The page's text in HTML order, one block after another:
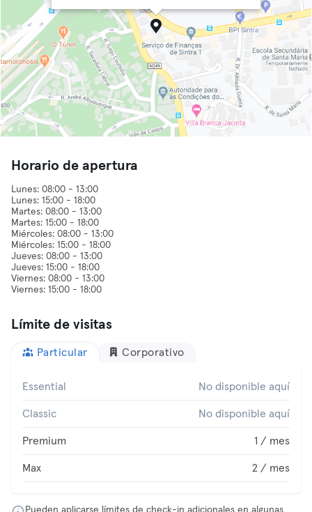
Horario de apertura
Lunes: 08:00 - 13:00
Lunes: 15:00 - 18:00
Martes: 08:00 - 13:00
Martes: 15:00 - 18:00
Miércoles: 08:00 - 13:00
Miércoles: 15:00 - 18:00
Jueves: 08:00 - 13:00
Jueves: 15:00 - 18:00
Viernes: 08:00 - 13:00
Límite de visitas
Particular Corporativo
Essential No disponible aquí
Classic No disponible aquí
Premium 1 / mes
Max 2 / mes
Pueden aplicarse límites de check-in adicionales en algunas